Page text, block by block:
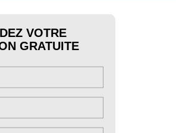
VOTRE
GRATUITE